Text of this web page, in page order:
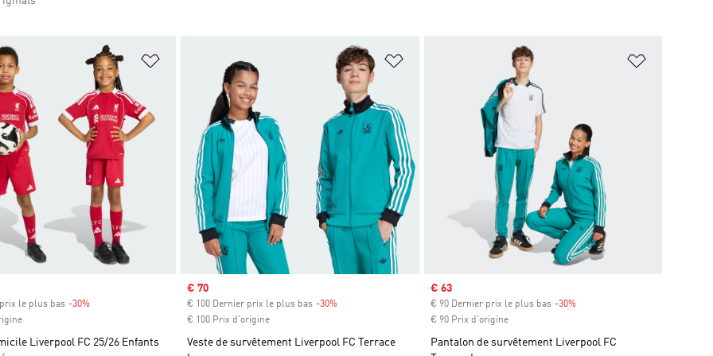
de produits favoris Ajouter à la Liste de produits favoris
le plus bas -30%Rabais
Liverpool FC 25/26 Enfants
Ajouter à la Liste de produits favoris
Prix soldé
€ 70
€ 100 Dernier prix le plus bas -30%
€ 100 Prix d'origine
Veste de survêtement Liverpool FC Terrace
Prix soldé
€ 63
€ 90 Dernier prix le plus bas -30%Rabais
€ 90 Prix d'origine
Pantalon de survêtement Liverpool FC